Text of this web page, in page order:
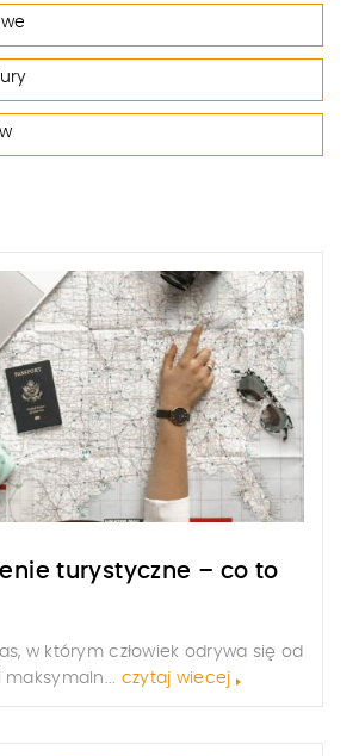
turystyczne – co to
w którym człowiek odrywa się od
czytaj wiecej